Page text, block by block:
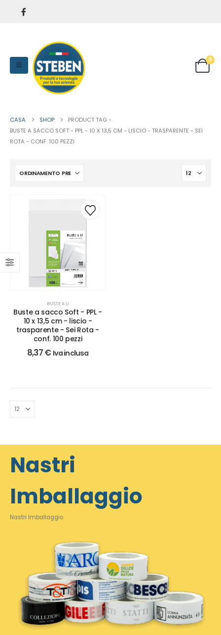
0
CASA SHOP
PRODUCT TAG -
BUSTE A SACCO SOFT - PPL - 10 X 13,5 CM - LISCIO - TRASPARENTE - SEI
ROTA - CONF. 100 PEZZI
BUSTE A U
Buste a sacco Soft - PPL -
10 x 13,5 cm - liscio -
trasparente - Sei Rota -
conf. 100 pezzi
8,37€ Iva inclusa
Nastri
Imballaggio
Nastri Imballaggio